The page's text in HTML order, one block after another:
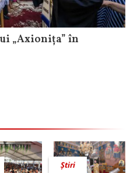
„Axionița” în
Știri